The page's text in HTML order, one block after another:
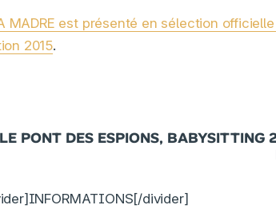
MADRE est présenté en sélection
2015.
LE PONT DES ESPIONS, BABYSITTING
divider]